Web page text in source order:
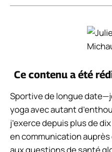
Ce contenu a été
Sportive de longue
yoga avec autant
j’exerce depuis plus de
en communication
aux questions de santé